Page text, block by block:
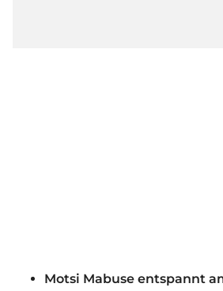
Motsi Mabuse entspannt